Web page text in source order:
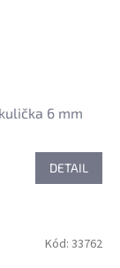
6 mm
DETAIL
Kód: 33762